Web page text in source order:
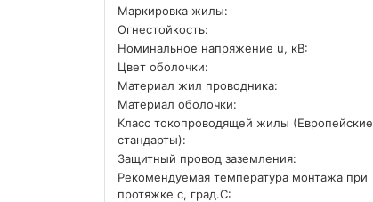
Маркировка жилы:
Огнестойкость:
Номинальное напряжение u, кВ:
Цвет оболочки:
Материал жил проводника:
Материал оболочки:
Класс токопроводящей жилы (Европейские
стандарты):
Защитный провод заземления:
Рекомендуемая температура монтажа при
протяжке с, град.C: